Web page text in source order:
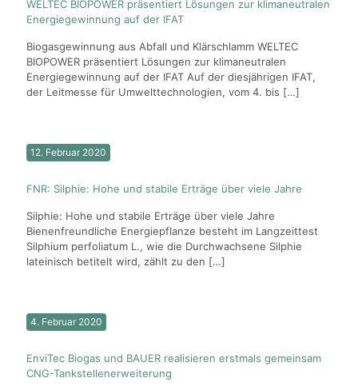
WELTEC BIOPOWER präsentiert Lösungen zur klimaneutralen
Energiegewinnung auf der IFAT
Biogasgewinnung aus Abfall und Klärschlamm WELTEC
BIOPOWER präsentiert Lösungen zur klimaneutralen
Energiegewinnung auf der IFAT Auf der diesjährigen IFAT,
der Leitmesse für Umwelttechnologien, vom 4. bis […]
12. Februar 2020
FNR: Silphie: Hohe und stabile Erträge über viele Jahre
Silphie: Hohe und stabile Erträge über viele Jahre
Bienenfreundliche Energiepflanze besteht im Langzeittest
Silphium perfoliatum L., wie die Durchwachsene Silphie
lateinisch betitelt wird, zählt zu den […]
4. Februar 2020
EnviTec Biogas und BAUER realisieren erstmals gemeinsam
CNG-Tankstellenerweiterung